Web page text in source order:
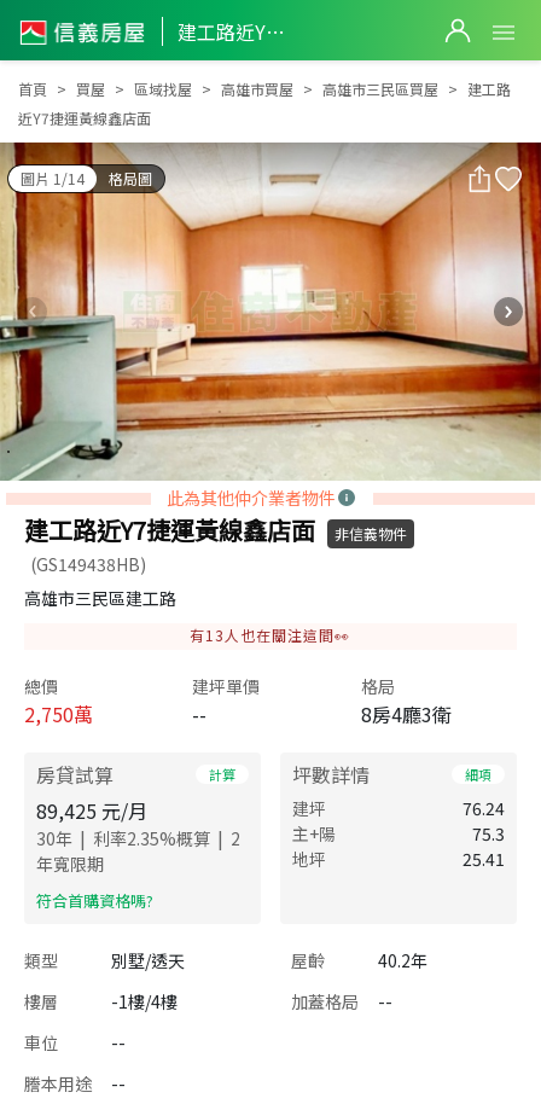
建工路近Y7捷運黃線鑫店面
建工路近Y7捷運黃線鑫店面
首頁 買屋 區域找屋 高雄市買屋 高雄市三民區買屋
建工路
近Y7捷運黃線鑫店面
圖片 1/14 格局圖
此為其他仲介業者物件
建工路近Y7捷運黃線鑫店面 非信義物件
(GS149438HB)
高雄市三民區建工路
有13 人也在關注這間👀
總價
2,750萬
建坪單價
--
格局
8房4廳3衛
房貸試算 計算
89,425 元/月
30年 | 利率2.35%概算 | 2
年寬限期
​符合首購資格嗎?
坪數詳情 細項
建坪
76.24
主+陽
75.3
地坪
25.41
類型 別墅/透天 屋齡
40.2年
樓層
-1樓/4樓 加蓋格局
--
車位
--
謄本用途
--